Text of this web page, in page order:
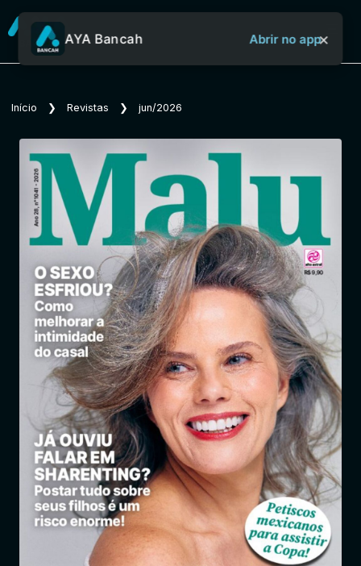
Sobre o Aya Bancah
Início
Revistas
Jornais
Notícias
Entrar
AYA Bancah Abrir no app×
Início ❯ Revistas ❯ jun/2026